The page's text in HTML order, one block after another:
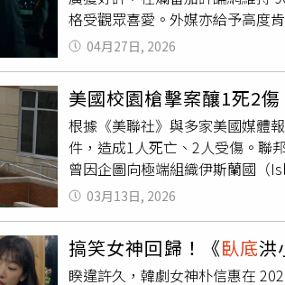
卡吉里（Malkajgiri）警察局局長
一，就是曾成功說服約591名毛
心您，尊重身體自主權，遇到性
女基金會 性侵害防治服務專線
騷擾專線04-2223-9595
格受觀眾喜愛。外媒亦給予高度
籌。」《The Spool》評價其延
英國演藝學院獎雙料影帝、《
二季將強勢回歸，帶來全新篇章
糊之際，執法體系所面臨的道德
立的偵查總督察與偵查警長被迫
市中心發動恐怖炸彈攻擊。除了
Demri-Burns）、《末日烈車》
耀》琳西馬紹爾（Lyndsey
影》肖恩杜利（Shaun Dooley、
德邁爾斯（Charlie Creed-Miles
04月27日, 2026
美國校園槍擊案釀1死2
根據《美聯社》與多家美國媒體
件，造成1人死亡、2人受傷。聯
曾因企圖向極端組織伊斯蘭國（
媒體表示，當局正以恐怖攻擊方
的行動與警方迅速到場處置，
斯蘭國提供物資支援而認罪，被
商學院大樓「康斯坦特館」（
方接獲通報後迅速趕往現場，當
03月13日, 2026
搞笑女神回歸！《臥底洪
睽違許久，韓劇女神朴信惠在